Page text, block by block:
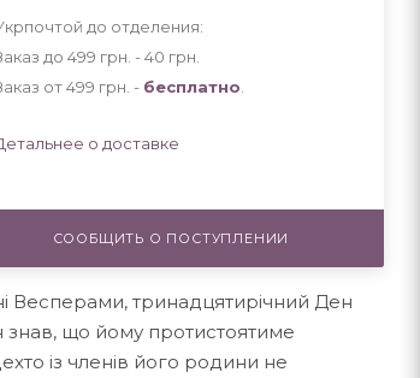
до отделения:
до 499 грн. - 40 грн
от 499 грн. - бесплатно
о доставке
СООБЩИТЬ О ПОСТУПЛЕНИИ
Весперами, тринадцятирічний Ден
знав, що йому протистоятиме
із членів його родини не